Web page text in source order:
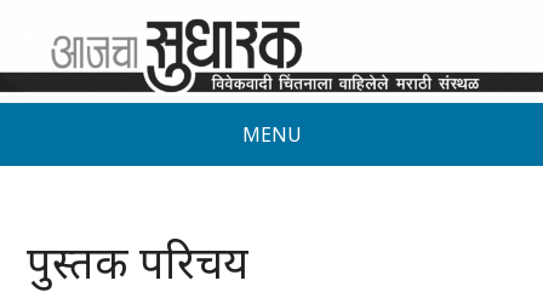
MENU
पुस्तक परिचय